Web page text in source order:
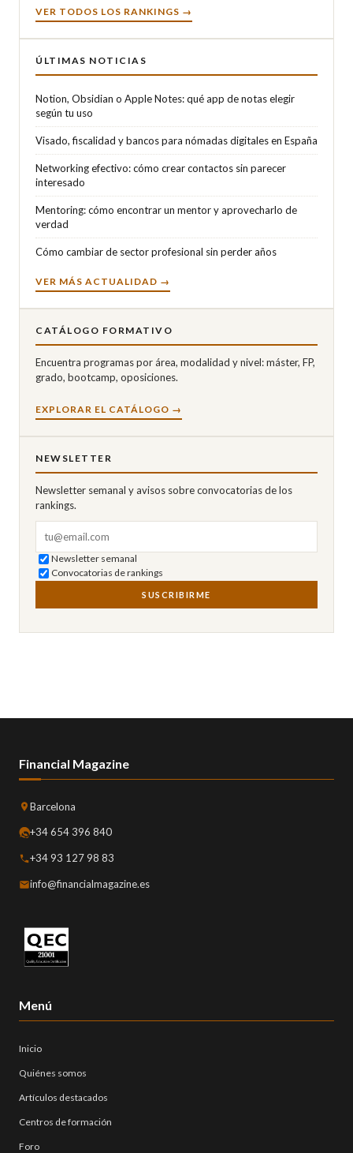
VER TODOS LOS RANKINGS →
ÚLTIMAS NOTICIAS
Notion, Obsidian o Apple Notes: qué app de notas elegir
según tu uso
Visado, fiscalidad y bancos para nómadas digitales en España
Networking efectivo: cómo crear contactos sin parecer
interesado
Mentoring: cómo encontrar un mentor y aprovecharlo de
verdad
Cómo cambiar de sector profesional sin perder años
VER MÁS ACTUALIDAD →
CATÁLOGO FORMATIVO
Encuentra programas por área, modalidad y nivel: máster, FP,
grado, bootcamp, oposiciones.
EXPLORAR EL CATÁLOGO →
NEWSLETTER
Newsletter semanal y avisos sobre convocatorias de los
rankings.
Newsletter semanal
Convocatorias de rankings
SUSCRIBIRME
Financial Magazine
Barcelona
+34 654 396 840
+34 93 127 98 83
info@financialmagazine.es
Menú
Inicio
Quiénes somos
Artículos destacados
Centros de formación
Foro